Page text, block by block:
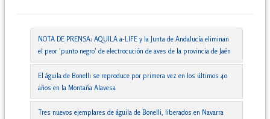
NOTA DE PRENSA: AQUILA a-LIFE y la Junta de Andalucía eliminan
el peor 'punto negro' de electrocución de aves de la provincia de Jaén
El águila de Bonelli se reproduce por primera vez en los últimos 40
años en la Montaña Alavesa
Tres nuevos ejemplares de águila de Bonelli, liberados en Navarra